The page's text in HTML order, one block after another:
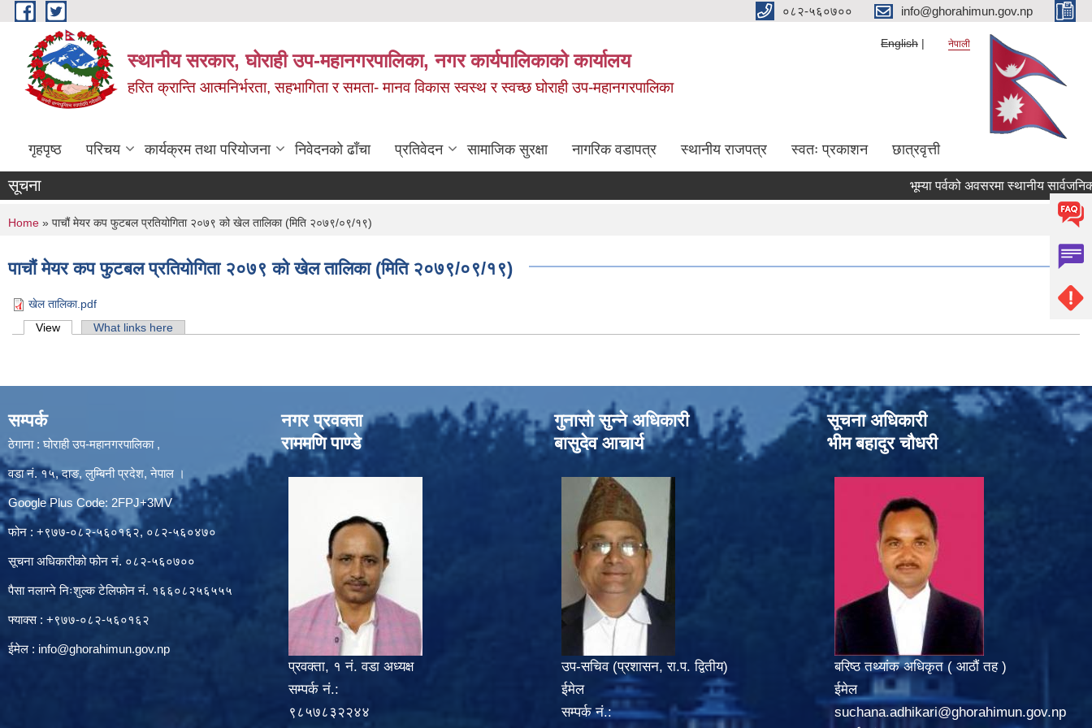
Skip to main content ०८२-५६०७०० info@ghorahimun.gov.np
स्थानीय सरकार, घोराही उप-महानगरपालिका, नगर कार्यपालिकाको कार्यालय
हरित क्रान्ति आत्मनिर्भरता, सहभागिता र समता- मानव विकास स्वस्थ र स्वच्छ घोराही उप-महानगरपालिका
English नेपाली
गृहपृष्ठ परिचय कार्यक्रम तथा परियोजना निवेदनको ढाँचा प्रतिवेदन सामाजिक सुरक्षा नागरिक वडापत्र स्थानीय राजपत्र स्वतः प्रकाशन छात्रवृत्ती
सूचना
You are here
Home » पाचौं मेयर कप फुटबल प्रतियोगिता २०७९ को खेल तालिका (मिति २०७९/०९/१९)
पाचौं मेयर कप फुटबल प्रतियोगिता २०७९ को खेल तालिका (मिति २०७९/०९/१९)
खेल तालिका.pdf
Primary tabs
View (active tab)What links here
सम्पर्क
ठेगाना : घोराही उप-महानगरपालिका ,
वडा नं. १५, दाङ, लुम्बिनी प्रदेश, नेपाल ।
Google Plus Code: 2FPJ+3MV
फोन : +९७७-०८२-५६०१६२, ०८२-५६०४७०
सूचना अधिकारीको फोन नं. ०८२-५६०७००
पैसा नलाग्ने निःशुल्क टेलिफोन नं. १६६०८२५६५५५
फ्याक्स : +९७७-०८२-५६०१६२
ईमेल : info@ghorahimun.gov.np
नगर प्रवक्ता
राममणि पाण्डे
प्रवक्ता, १ नं. वडा अध्यक्ष
सम्पर्क नं.:
९८५७८३२२४४
गुनासो सुन्‍ने अधिकारी
बासुदेव आचार्य
उप-सचिव (प्रशासन, रा.प. द्वितीय)
ईमेल
सम्पर्क नं.:
सूचना अधिकारी
भीम बहादुर चौधरी
बरिष्ठ तथ्यांक अधिकृत ( आठौं तह )
ईमेल
suchana.adhikari@ghorahimun.gov.np